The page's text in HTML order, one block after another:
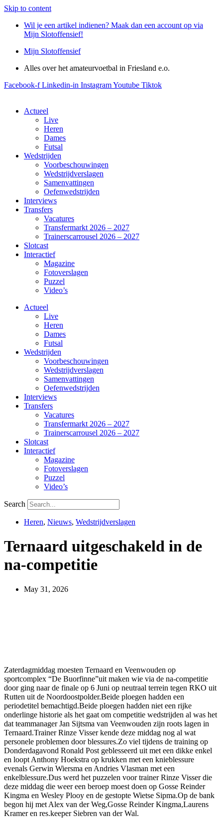
Skip to content
Wil je een artikel indienen? Maak dan een account op via
Mijn Slotoffensief!
Mijn Slotoffensief
Alles over het amateurvoetbal in Friesland e.o.
Facebook-f Linkedin-in InstagramYoutube Tiktok
Actueel
Live
Heren
Dames
Futsal
Wedstrijden
Voorbeschouwingen
Wedstrijdverslagen
Samenvattingen
Oefenwedstrijden
Interviews
Transfers
Vacatures
Transfermarkt 2026 – 2027
Trainerscarrousel 2026 – 2027
Slotcast
Interactief
Magazine
Fotoverslagen
Puzzel
Video’s
Actueel
Live
Heren
Dames
Futsal
Wedstrijden
Voorbeschouwingen
Wedstrijdverslagen
Samenvattingen
Oefenwedstrijden
Interviews
Transfers
Vacatures
Transfermarkt 2026 – 2027
Trainerscarrousel 2026 – 2027
Slotcast
Interactief
Magazine
Fotoverslagen
Puzzel
Video’s
Search
Heren, Nieuws, Wedstrijdverslagen
Ternaard uitgeschakeld in de
na-competitie
May 31, 2026
Zaterdagmiddag moesten Ternaard en Veenwouden op
sportcomplex “De Buorfinne”uit maken wie via de na-competitie
door ging naar de finale op 6 Juni op neutraal terrein tegen RKO uit
Rutten uit de Noordoostpolder.Beide ploegen hadden een
periodetitel bemachtigd.Beide ploegen hadden niet een rijke
onderlinge historie als het gaat om competitie wedstrijden al was het
dat teammanager Jan Sijtsma van Veenwouden zijn roots lagen in
Ternaard.Trainer Rinze Visser kende deze middag nog al wat
personele problemen door blessures.Zo viel tijdens de training op
Donderdagavond Ronald Post geblesseerd uit met een dikke enkel
en loopt Anthony Hoekstra op krukken met een knieblessure
evenals Gerwin Wiersma en Andries Vlasman met een
enkelblessure.Dus werd het puzzelen voor trainer Rinze Visser die
deze middag die weer een beroep moest doen op Gosse Reinder
Kingma en Wesley Plooy en de gestopte Wietse Sipma.Op de bank
begon hij met Alex van der Weg,Gosse Reinder Kingma,Laurens
Kramer en res.keeper Siebren van der Wal.